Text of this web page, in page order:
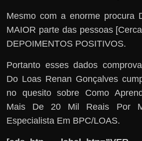
Mesmo com a enorme procura
MAIOR parte das pessoas
DEPOIMENTOS POSITIVOS.
Portanto esses dados
Do Loas Renan Gonçalves
no quesito sobre Como
Mais De 20 Mil Reais Por
Especialista Em BPC/LOAS.